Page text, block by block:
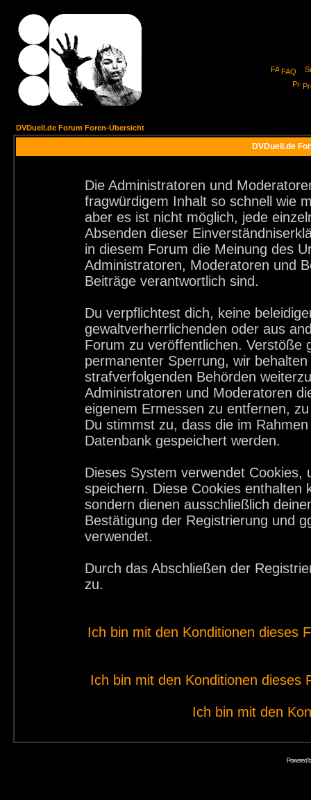
FAQ
DVDuell.de Forum Foren-Übersicht
DVDuell.de
Die Administratoren und
fragwürdigem Inhalt so schnell wie
aber es ist nicht möglich, jede
Absenden dieser
in diesem Forum die Meinung des
Administratoren, Moderatoren und
Beiträge verantwortlich sind.
Du verpflichtest dich, keine
gewaltverherrlichenden oder aus
Forum zu veröffentlichen. Verstöße
permanenter Sperrung, wir
strafverfolgenden Behörden
Administratoren und Moderatoren
eigenem Ermessen zu entfernen,
Du stimmst zu, dass die im
Datenbank gespeichert werden.
Dieses System verwendet
speichern. Diese Cookies enthalten
sondern dienen ausschließlich
Bestätigung der Registrierung und
verwendet.
Durch das Abschließen der
zu.
Ich bin mit den Konditionen dieses
Ich bin mit den Konditionen dieses
Ich bin mit den
Powered